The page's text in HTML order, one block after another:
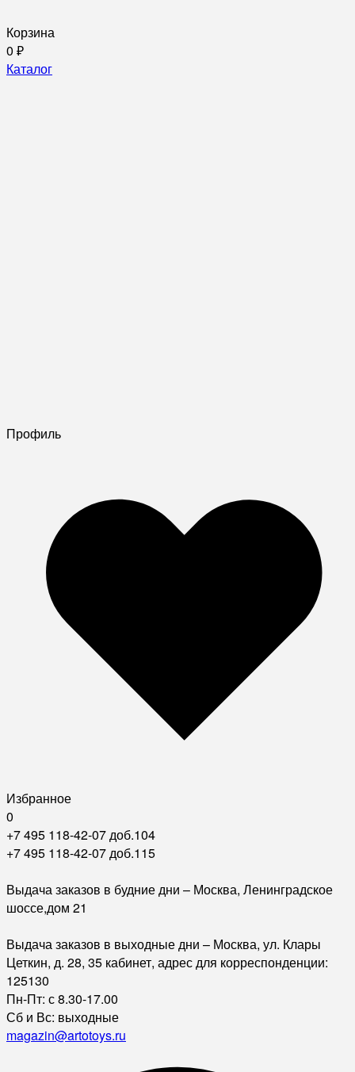
Корзина
0 ₽
Каталог
Профиль
Избранное
0
+7 495 118-42-07 доб.104
+7 495 118-42-07 доб.115
Выдача заказов в будние дни – Москва, Ленинградское
шоссе,дом 21
Выдача заказов в выходные дни – Москва, ул. Клары
Цеткин, д. 28, 35 кабинет, адрес для корреспонденции:
125130
Пн-Пт: с 8.30-17.00
Сб и Вс: выходные
magazin@artotoys.ru